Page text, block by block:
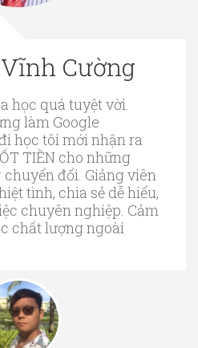
Cường
học quá tuyệt vời.
làm Google
học tôi mới nhận ra
TIỀN cho những
đổi. Giảng viên
tình, chia sẻ dễ hiểu,
chuyên nghiệp. Cảm
chất lượng ngoài